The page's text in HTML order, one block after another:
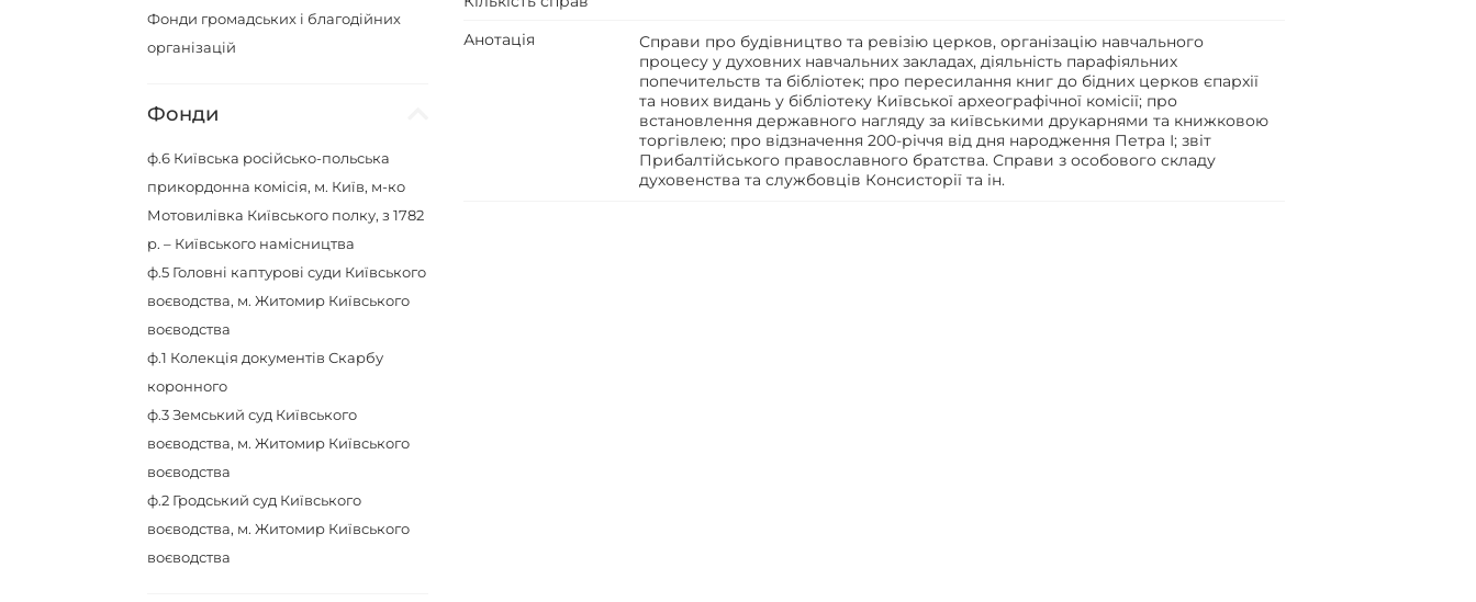
Фонди громадських і благодійних
організацій
Фонди
ф.6 Київська російсько-польська
прикордонна комісія, м. Київ, м-ко
Мотовилівка Київського полку, з 1782
р. – Київського намісництва
ф.5 Головні каптурові суди Київського
воєводства, м. Житомир Київського
воєводства
ф.1 Колекція документів Скарбу
коронного
ф.3Земський суд Київського
воєводства, м. Житомир Київського
воєводства
ф.2 Гродський суд Київського
воєводства, м. Житомир Київського
воєводства
Анотація
Справи про будівництво та ревізію церков, організацію навчального
процесу у духовних навчальних закладах, діяльність парафіяльних
попечительств та бібліотек; про пересилання книг до бідних церков єпархії
та нових видань у бібліотеку Київської археографічної комісії; про
встановлення державного нагляду за київськими друкарнями та книжковою
торгівлею; про відзначення 200-річчя від дня народження Петра І; звіт
Прибалтійського православного братства. Справи з особового складу
духовенства та службовців Консисторії та ін.